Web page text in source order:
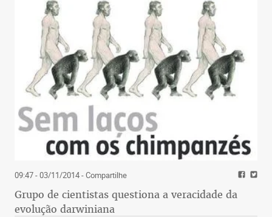
Em Porto Alegre, a missão do Grêmio é vencer o
Corinthians para se livrar da pré-Libertadores e
não dar chance ao São Paulo, que também luta pelo
quarto lugar, diante da Chapecoense, em jogo mais
complicado, já que o adversário também tem de
vencer para não ser rebaixado.
Outro duelo para mexer com os nervos é entre
Vasco e Ceará, no Castelão, com o time cruz-
maltino novamente ameaçado de rebaixamento. A
equipe de São Januário tem de ganhar para não
amargar a quarta queda na história. O Vovô
09:47 - 03/11/2014- Compartilhe
Grupo de cientistas questiona a veracidade da
evolução darwiniana